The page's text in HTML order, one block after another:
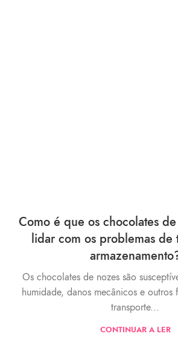
Como é que os chocolates
lidar com os problemas de
Os chocolates de nozes são
humidade, danos mecânicos e outros
transporte...
CONTINUAR A LER